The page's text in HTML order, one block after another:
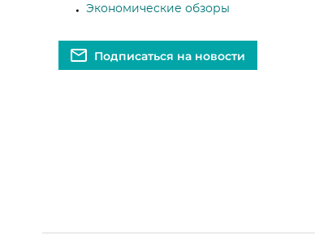
Экономические обзоры
Подписаться на новости